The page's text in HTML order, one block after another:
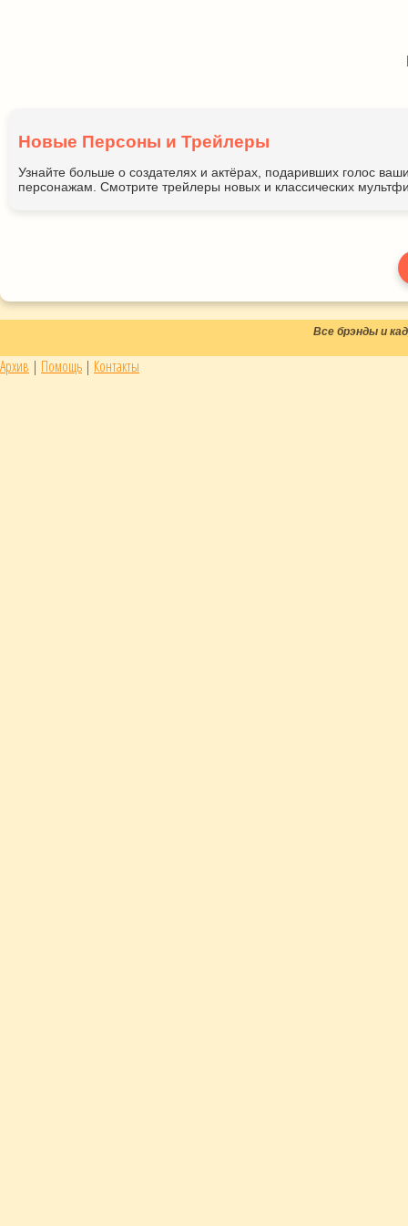
Новые Персоны и Трейлеры
Узнайте больше о создателях и актёрах, подаривших голос
персонажам. Смотрите трейлеры новых и классических
Все брэнды и
Архив | Помощь | Контакты